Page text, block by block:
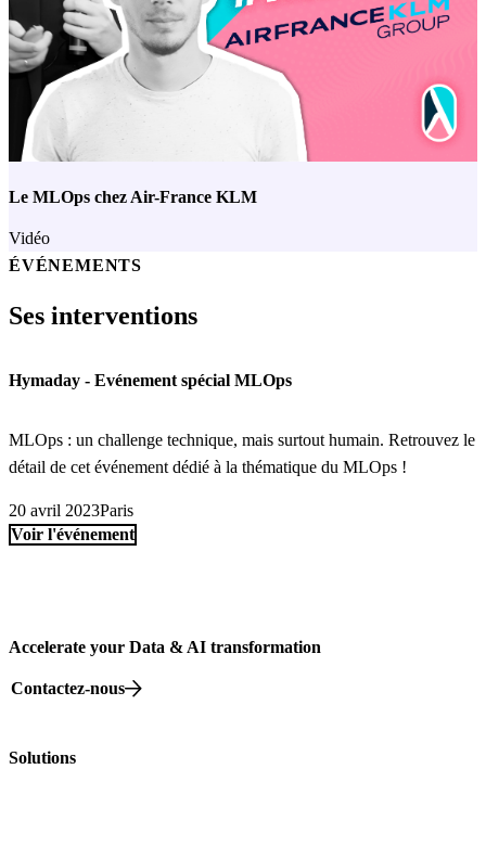
Le MLOps chez Air-France KLM
Vidéo
ÉVÉNEMENTS
Ses interventions
Hymaday - Evénement spécial MLOps
MLOps : un challenge technique, mais surtout humain. Retrouvez le
détail de cet événement dédié à la thématique du MLOps !
20 avril 2023Paris
Voir l'événement
Accelerate your Data & AI transformation
Contactez-nous
Solutions